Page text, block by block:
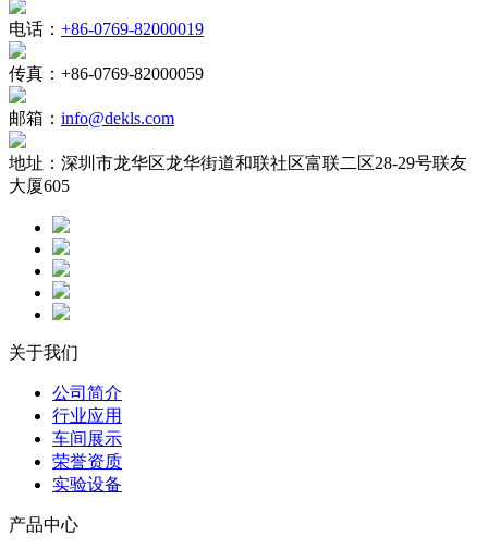
电话： +86-0769-82000019
传真： +86-0769-82000059
邮箱： info@dekls.com
地址： 深圳市龙华区龙华街道和联社区富联二区28-29号联友
大厦605
关于我们
公司简介
行业应用
车间展示
荣誉资质
实验设备
产品中心